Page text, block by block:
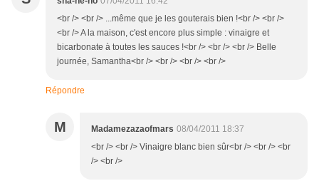
<br /> <br /> ...même que je les gouterais bien !<br /> <br />
<br /> A la maison, c'est encore plus simple : vinaigre et
bicarbonate à toutes les sauces !<br /> <br /> <br /> Belle
journée, Samantha<br /> <br /> <br /> <br />
Répondre
M Madamezazaofmars 08/04/2011 18:37
<br /> <br /> Vinaigre blanc bien sûr<br /> <br /> <br
/> <br />